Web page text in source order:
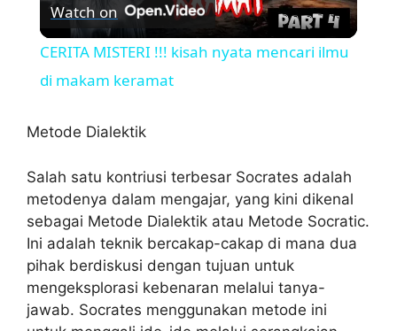
l
V
i
d
Watch on
CERITA MISTERI !!! kisah nyata mencari ilmu
di makam keramat
Metode Dialektik
Salah satu kontriusi terbesar Socrates adalah
metodenya dalam mengajar, yang kini dikenal
sebagai Metode Dialektik atau Metode Socratic.
Ini adalah teknik bercakap-cakap di mana dua
pihak berdiskusi dengan tujuan untuk
mengeksplorasi kebenaran melalui tanya-
jawab. Socrates menggunakan metode ini